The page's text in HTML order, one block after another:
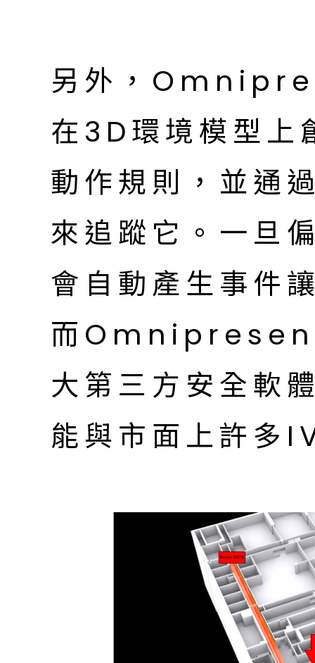
另外，
在3D環境模型上
動作規則，並通
來追蹤它。一旦
會自動產生事件
而
大第三方安全軟
能與市面上許多